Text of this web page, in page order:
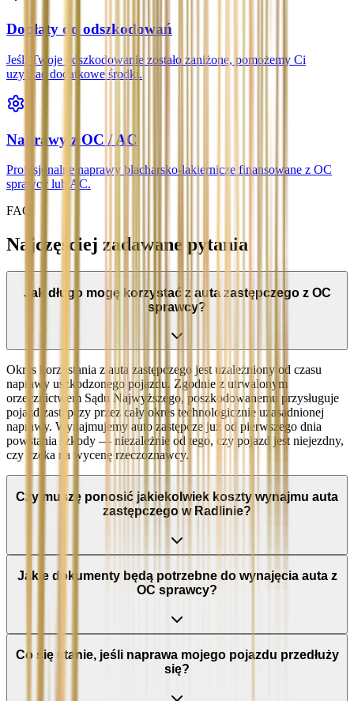
Dopłaty do odszkodowań
Jeśli Twoje odszkodowanie zostało zaniżone, pomożemy Ci
uzyskać dodatkowe środki.
Naprawy z OC / AC
Profesjonalne naprawy blacharsko-lakiernicze finansowane z OC
sprawcy lub AC.
FAQ
Najczęściej zadawane pytania
Jak długo mogę korzystać z auta zastępczego z OC
sprawcy?
Okres korzystania z auta zastępczego jest uzależniony od czasu
naprawy uszkodzonego pojazdu. Zgodnie z utrwalonym
orzecznictwem Sądu Najwyższego, poszkodowanemu przysługuje
pojazd zastępczy przez cały okres technologicznie uzasadnionej
naprawy. Wynajmujemy auto zastępcze już od pierwszego dnia
powstania szkody — niezależnie od tego, czy pojazd jest niejezdny,
czy czeka na wycenę rzeczoznawcy.
Czy muszę ponosić jakiekolwiek koszty wynajmu auta
zastępczego w Radlinie?
Jakie dokumenty będą potrzebne do wynajęcia auta z
OC sprawcy?
Co się stanie, jeśli naprawa mojego pojazdu przedłuży
się?